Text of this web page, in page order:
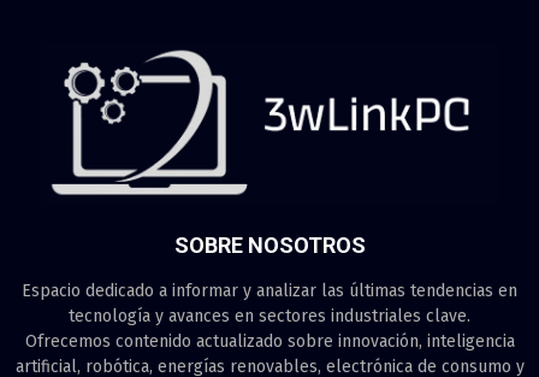
SOBRE NOSOTROS
Espacio dedicado a informar y analizar las últimas tendencias en
tecnología y avances en sectores industriales clave.
Ofrecemos contenido actualizado sobre innovación, inteligencia
artificial, robótica, energías renovables, electrónica de consumo y